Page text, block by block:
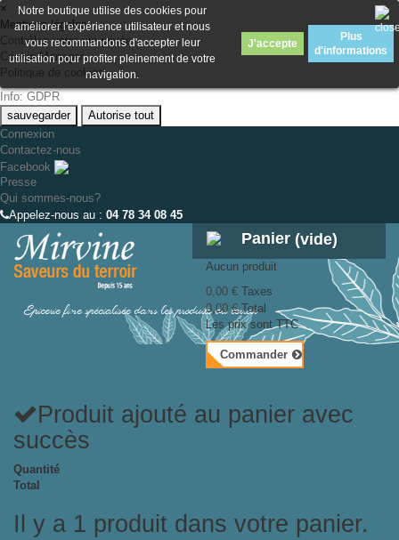
×
Mentions légales
Contrôlez votre vie privée
Cookie Manager
Politique de cookies
Info: GDPR
sauvegarder
Autorise tout
Connexion
Contactez-nous
Facebook
Presse
Qui sommes-nous?
Appelez-nous au : 04 78 34 08 45
Épicerie fine spécialisée dans les produits du terroir
Panier (vide)
Aucun produit
0,00 € Taxes
0,00 € Total
Les prix sont TTC
Commander
Produit ajouté au panier avec
succès
Quantité
Total
Il y a 1 produit dans votre panier.
Notre boutique utilise des cookies pour
améliorer l'expérience utilisateur et nous
vous recommandons d'accepter leur
utilisation pour profiter pleinement de votre
navigation.
J'accepte
Plus
d'informations